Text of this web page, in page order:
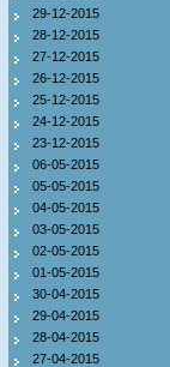
29-12-2015
28-12-2015
27-12-2015
26-12-2015
25-12-2015
24-12-2015
23-12-2015
06-05-2015
05-05-2015
04-05-2015
03-05-2015
02-05-2015
01-05-2015
30-04-2015
29-04-2015
28-04-2015
27-04-2015